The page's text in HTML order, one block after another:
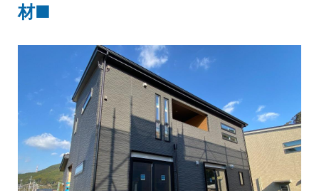
材■